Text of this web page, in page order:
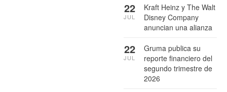
Kraft Heinz y The Walt
Disney Company
anuncian una alianza
22
JUL
Gruma publica su
reporte financiero del
segundo trimestre de
2026
22
JUL